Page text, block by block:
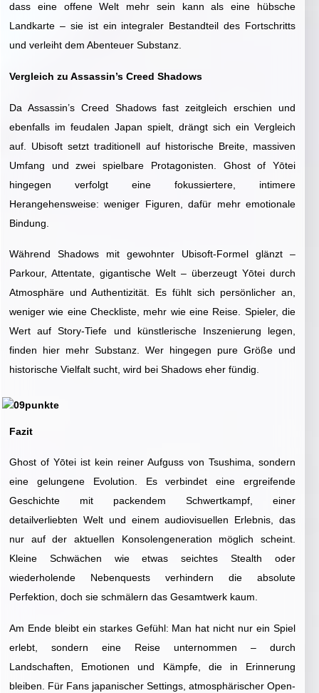
dass eine offene Welt mehr sein kann als eine hübsche
Landkarte – sie ist ein integraler Bestandteil des Fortschritts
und verleiht dem Abenteuer Substanz.
Vergleich zu Assassin’s Creed Shadows
Da Assassin’s Creed Shadows fast zeitgleich erschien und
ebenfalls im feudalen Japan spielt, drängt sich ein Vergleich
auf. Ubisoft setzt traditionell auf historische Breite, massiven
Umfang und zwei spielbare Protagonisten. Ghost of Yōtei
hingegen verfolgt eine fokussiertere, intimere
Herangehensweise: weniger Figuren, dafür mehr emotionale
Bindung.
Während Shadows mit gewohnter Ubisoft-Formel glänzt –
Parkour, Attentate, gigantische Welt – überzeugt Yōtei durch
Atmosphäre und Authentizität. Es fühlt sich persönlicher an,
weniger wie eine Checkliste, mehr wie eine Reise. Spieler, die
Wert auf Story-Tiefe und künstlerische Inszenierung legen,
finden hier mehr Substanz. Wer hingegen pure Größe und
historische Vielfalt sucht, wird bei Shadows eher fündig.
Fazit
Ghost of Yōtei ist kein reiner Aufguss von Tsushima, sondern
eine gelungene Evolution. Es verbindet eine ergreifende
Geschichte mit packendem Schwertkampf, einer
detailverliebten Welt und einem audiovisuellen Erlebnis, das
nur auf der aktuellen Konsolengeneration möglich scheint.
Kleine Schwächen wie etwas seichtes Stealth oder
wiederholende Nebenquests verhindern die absolute
Perfektion, doch sie schmälern das Gesamtwerk kaum.
Am Ende bleibt ein starkes Gefühl: Man hat nicht nur ein Spiel
erlebt, sondern eine Reise unternommen – durch
Landschaften, Emotionen und Kämpfe, die in Erinnerung
bleiben. Für Fans japanischer Settings, atmosphärischer Open-